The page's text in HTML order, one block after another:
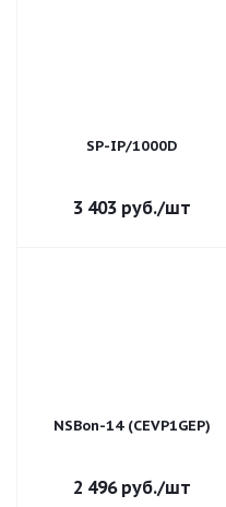
SP-IP/1000D
3 403руб./шт
NSBon-14 (CEVP1GEP)
2 496руб./шт